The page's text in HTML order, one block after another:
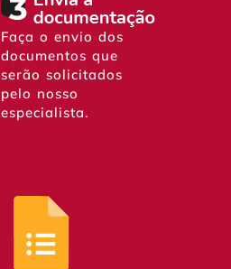
Faça o envio dos
documentos que
serão solicitados
pelo nosso
especialista.